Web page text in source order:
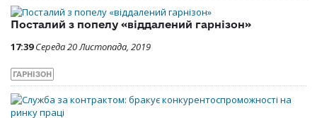
Посталий з попелу «віддалений гарнізон»
17:39 Середа 20 Листопада, 2019
ГАРНІЗОН